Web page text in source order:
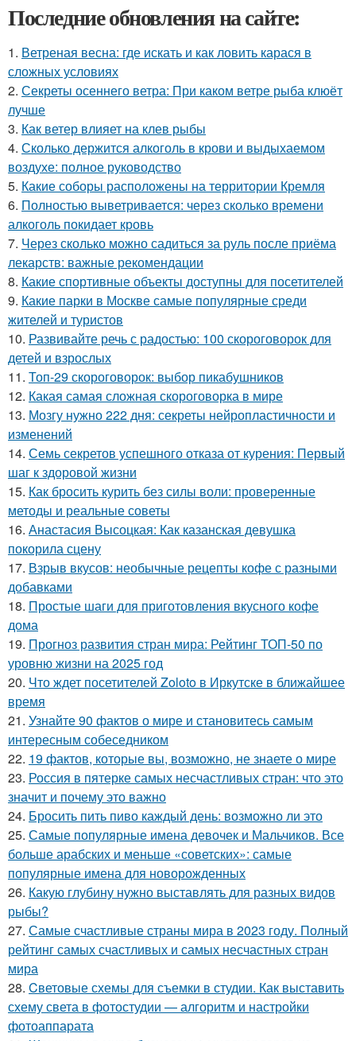
Последние обновления на сайте:
1. Ветреная весна: где искать и как ловить карася в
сложных условиях
2. Секреты осеннего ветра: При каком ветре рыба клюёт
лучше
3. Как ветер влияет на клев рыбы
4. Сколько держится алкоголь в крови и выдыхаемом
воздухе: полное руководство
5. Какие соборы расположены на территории Кремля
6. Полностью выветривается: через сколько времени
алкоголь покидает кровь
7. Через сколько можно садиться за руль после приёма
лекарств: важные рекомендации
8. Какие спортивные объекты доступны для посетителей
9. Какие парки в Москве самые популярные среди
жителей и туристов
10. Развивайте речь с радостью: 100 скороговорок для
детей и взрослых
11. Топ-29 скороговорок: выбор пикабушников
12. Какая самая сложная скороговорка в мире
13. Мозгу нужно 222 дня: секреты нейропластичности и
изменений
14. Семь секретов успешного отказа от курения: Первый
шаг к здоровой жизни
15. Как бросить курить без силы воли: проверенные
методы и реальные советы
16. Анастасия Высоцкая: Как казанская девушка
покорила сцену
17. Взрыв вкусов: необычные рецепты кофе с разными
добавками
18. Простые шаги для приготовления вкусного кофе
дома
19. Прогноз развития стран мира: Рейтинг ТОП-50 по
уровню жизни на 2025 год
20. Что ждет посетителей Zoloto в Иркутске в ближайшее
время
21. Узнайте 90 фактов о мире и становитесь самым
интересным собеседником
22. 19 фактов, которые вы, возможно, не знаете о мире
23. Россия в пятерке самых несчастливых стран: что это
значит и почему это важно
24. Бросить пить пиво каждый день: возможно ли это
25. Самые популярные имена девочек и Мальчиков. Все
больше арабских и меньше «советских»: самые
популярные имена для новорожденных
26. Какую глубину нужно выставлять для разных видов
рыбы?
27. Самые счастливые страны мира в 2023 году. Полный
рейтинг самых счастливых и самых несчастных стран
мира
28. Cветовые схемы для съемки в студии. Как выставить
схему света в фотостудии — алгоритм и настройки
фотоаппарата